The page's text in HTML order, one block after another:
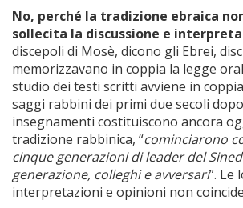
No, perché la tradizione ebraica
sollecita la discussione e
discepoli di Mosè, dicono gli Ebrei,
memorizzavano in coppia la legge
studio dei testi scritti avviene in
saggi rabbini dei primi due secoli
insegnamenti costituiscono ancora
tradizione rabbinica, “cominciarono
cinque generazioni di leader del
generazione, colleghi e avversari”. Le
interpretazioni e opinioni non